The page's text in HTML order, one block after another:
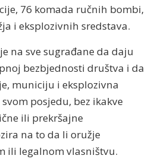
76 komada ručnih bombi,
i eksplozivnih sredstava.
na sve sugrađane da daju
bezbjednosti društva i da
municiju i eksplozivna
posjedu, bez ikakve
ili prekršajne
na to da li oružje
ili legalnom vlasništvu.